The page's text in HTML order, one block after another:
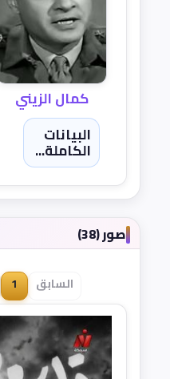
كمال الزيني
البيانات
الكاملة...
صور (38)
السابق 1